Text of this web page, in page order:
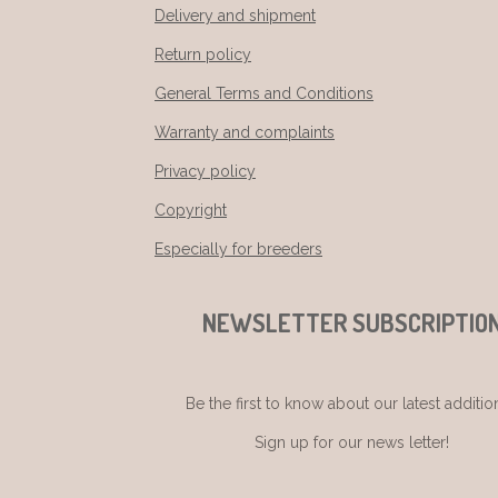
Delivery and shipment
Return policy
General Terms and Conditions
Warranty and complaints
Privacy policy
Copyright
Especially for breeders
NEWSLETTER
Be the first to know about our latest
Sign up for our news letter!